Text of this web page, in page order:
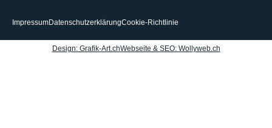
ImpressumDatenschutzerklärungCookie-Richtlinie
Design: Grafik-Art.chWebseite & SEO: Wollyweb.ch